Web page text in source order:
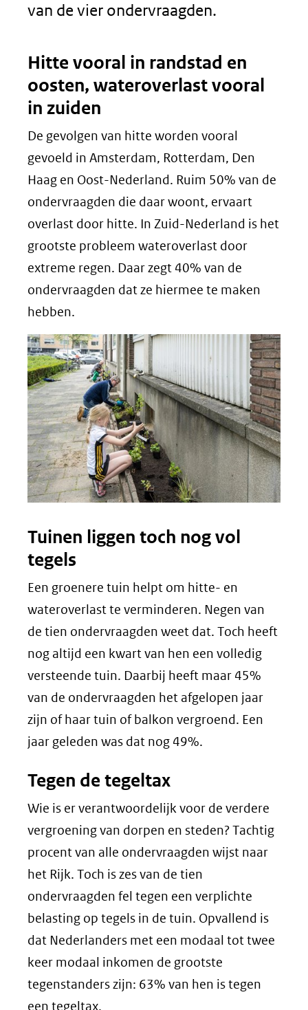
van de vier ondervraagden.
Hitte vooral in randstad en
oosten, wateroverlast vooral
in zuiden
De gevolgen van hitte worden vooral
gevoeld in Amsterdam, Rotterdam, Den
Haag en Oost-Nederland. Ruim 50% van de
ondervraagden die daar woont, ervaart
overlast door hitte. In Zuid-Nederland is het
grootste probleem wateroverlast door
extreme regen. Daar zegt 40% van de
ondervraagden dat ze hiermee te maken
hebben.
Tuinen liggen toch nog vol
tegels
Een groenere tuin helpt om hitte- en
wateroverlast te verminderen. Negen van
de tien ondervraagden weet dat. Toch heeft
nog altijd een kwart van hen een volledig
versteende tuin. Daarbij heeft maar 45%
van de ondervraagden het afgelopen jaar
zijn of haar tuin of balkon vergroend. Een
jaar geleden was dat nog 49%.
Tegen de tegeltax
Wie is er verantwoordelijk voor de verdere
vergroening van dorpen en steden? Tachtig
procent van alle ondervraagden wijst naar
het Rijk. Toch is zes van de tien
ondervraagden fel tegen een verplichte
belasting op tegels in de tuin. Opvallend is
dat Nederlanders met een modaal tot twee
keer modaal inkomen de grootste
tegenstanders zijn: 63% van hen is tegen
een tegeltax.